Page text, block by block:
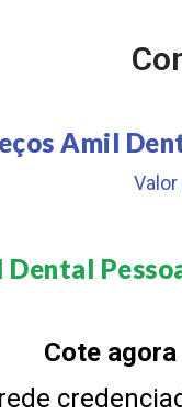
Amil
Valor
Dental
Cote